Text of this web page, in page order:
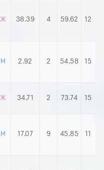
Ж 38.39 4 59.62 12
М 2.92 2 54.58 15
Ж 34.71 2 73.74 15
М 17.07 9 45.85 11